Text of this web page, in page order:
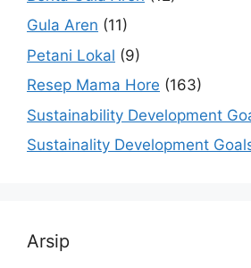
Gula Aren (11)
Petani Lokal (9)
Resep Mama Hore (163)
Sustainability Development
Sustainality Development
Arsip